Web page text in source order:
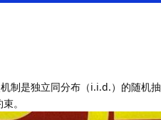
制是独立同分布（i.i.d.）的随机抽
。